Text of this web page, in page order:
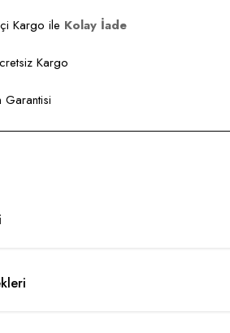
Kargo ile Kolay İade
Kargo
Garantisi